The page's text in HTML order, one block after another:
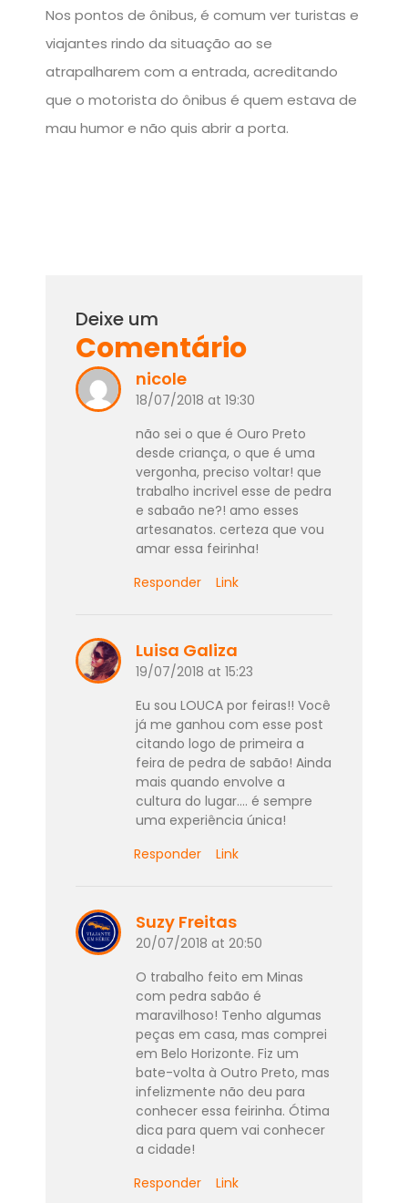
Nos pontos de ônibus, é comum ver turistas e
viajantes rindo da situação ao se
atrapalharem com a entrada, acreditando
que o motorista do ônibus é quem estava de
mau humor e não quis abrir a porta.
Deixe um
Comentário
nicole
18/07/2018 at 19:30
não sei o que é Ouro Preto
desde criança, o que é uma
vergonha, preciso voltar! que
trabalho incrivel esse de pedra
e sabaão ne?! amo esses
artesanatos. certeza que vou
amar essa feirinha!
Responder
Link
Luisa Galiza
19/07/2018 at 15:23
Eu sou LOUCA por feiras!! Você
já me ganhou com esse post
citando logo de primeira a
feira de pedra de sabão! Ainda
mais quando envolve a
cultura do lugar…. é sempre
uma experiência única!
Responder
Link
Suzy Freitas
20/07/2018 at 20:50
O trabalho feito em Minas
com pedra sabão é
maravilhoso! Tenho algumas
peças em casa, mas comprei
em Belo Horizonte. Fiz um
bate-volta à Outro Preto, mas
infelizmente não deu para
conhecer essa feirinha. Ótima
dica para quem vai conhecer
a cidade!
Responder
Link